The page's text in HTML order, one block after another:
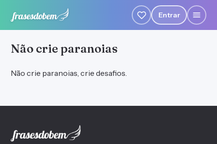
Entrar
Não crie paranoias
Não crie paranoias, crie desafios.